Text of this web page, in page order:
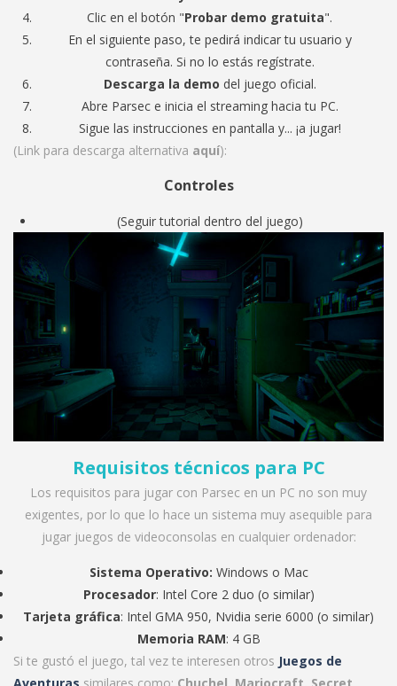
Clic en el botón "Probar demo gratuita".
En el siguiente paso, te pedirá indicar tu usuario y
contraseña. Si no lo estás regístrate.
Descarga la demo del juego oficial.
Abre Parsec e inicia el streaming hacia tu PC.
Sigue las instrucciones en pantalla y... ¡a jugar!
(Link para descarga alternativa aquí):
Controles
(Seguir tutorial dentro del juego)
Requisitos técnicos para PC
Los requisitos para jugar con Parsec en un PC no son muy
exigentes, por lo que lo hace un sistema muy asequible para
jugar juegos de videoconsolas en cualquier ordenador:
Sistema Operativo: Windows o Mac
Procesador: Intel Core 2 duo (o similar)
Tarjeta gráfica: Intel GMA 950, Nvidia serie 6000 (o similar)
Memoria RAM: 4 GB
Si te gustó el juego, tal vez te interesen otros Juegos de
Aventuras similares como: Chuchel, Mariocraft, Secret